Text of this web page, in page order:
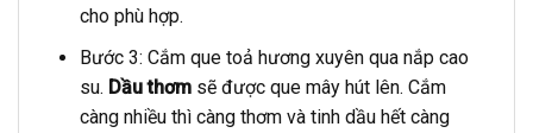
cho phù hợp.
Bước 3: Cắm que toả hương xuyên qua nắp cao
su. Dầu thơmsẽ được que mây hút lên. Cắm
càng nhiều thì càng thơm và tinh dầu hết càng